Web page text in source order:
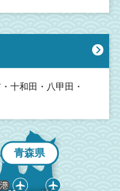
青森県
十和田・八甲田・
花巻・
陸海岸…
蔵王・
角館・
米沢・
・猪苗代・
…
高・新潟・